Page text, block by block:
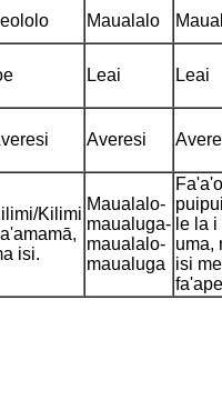
Maualalo
Leai Leai
Averesi
Kilimi
isi.
Maualalo-
maualuga-
maualalo-
maualuga
le la
uma,
isi